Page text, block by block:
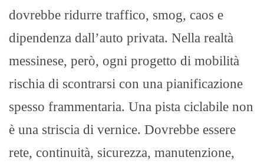
dovrebbe ridurre traffico, smog, caos e
dipendenza dall’auto privata. Nella realtà
messinese, però, ogni progetto di mobilità
rischia di scontrarsi con una pianificazione
spesso frammentaria. Una pista ciclabile non
è una striscia di vernice. Dovrebbe essere
rete, continuità, sicurezza, manutenzione,